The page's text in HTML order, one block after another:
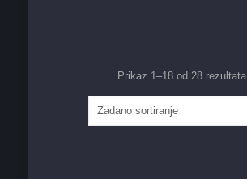
Prikaz 1–18 od 28 rezultata